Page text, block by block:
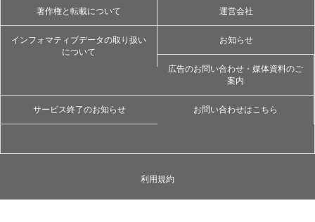
著作権と転載について 運営会社
インフォマティブデータの取り扱い
について
お知らせ
広告のお問い合わせ・媒体資料のご
案内
サービス終了のお知らせ お問い合わせはこちら
利用規約